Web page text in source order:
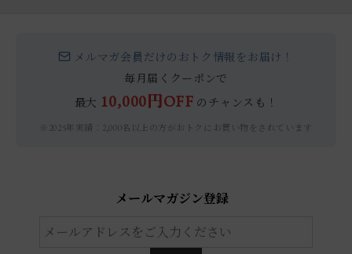
メルマガ会員だけのおトク情報をお届け！
毎月届くクーポンで
最大 10,000円OFF のチャンスも！
※2025年実績：2,000名以上の方がおトクにお買い物をされています
メールマガジン登録